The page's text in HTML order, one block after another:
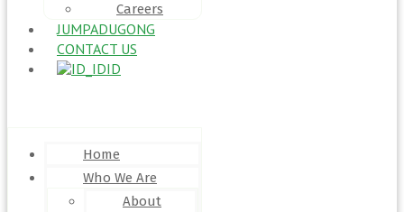
Careers
JUMPADUGONG
CONTACT US
ID
Home
Who We Are
About